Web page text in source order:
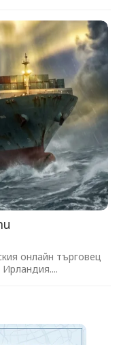
онлайн търговец